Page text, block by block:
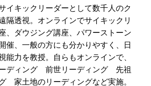
イキックリーダーとして数千人のク
隔透視。オンラインでサイキックリ
、ダウジング講座、パワーストーン
催、一般の方にも分かりやすく、日
能力を教授。自らもオンラインで、
ディング 前世リーディング 先祖
家土地のリーディングなど実施。